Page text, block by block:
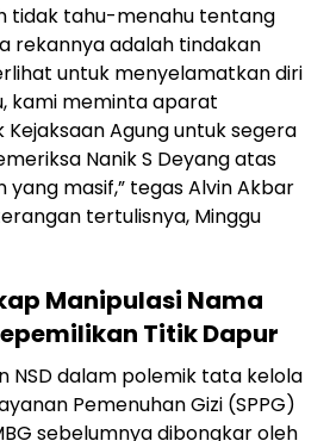
tidak tahu-menahu tentang
rekannya adalah tindakan
untuk menyelamatkan diri
kami meminta aparat
Kejaksaan Agung untuk segera
Nanik S Deyang atas
masif,” tegas Alvin Akbar
tertulisnya, Minggu
Manipulasi Nama
Titik Dapur
NSD dalam polemik tata kelola
Pemenuhan Gizi (SPPG)
sebelumnya dibongkar oleh